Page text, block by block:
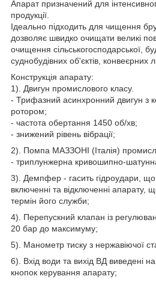
Апарат призначений для
продукції.
Ідеально підходить для чищення
дозволяє швидко очищати великі
очищення сільськогосподарської,
суднобудівних об'єктів, конвеєрних
Конструкція апарату:
1). Двигун промислового класу.
- Трифазний асинхронний двигун з
ротором;
- частота обертання 1450 об/хв;
- знижений рівень вібрації;
2). Помпа МАЗЗОНІ (Італія)
- триплунжерна кривошипно-
3). Демпфер - гасить гідроудари,
включенні та відключенні апарату,
термін його служби;
4). Перепускний клапан із
20 бар до максимуму;
5). Манометр тиску з нержавіючої
6). Вхід води та вихід ВД виведені
кнопок керування апарату;